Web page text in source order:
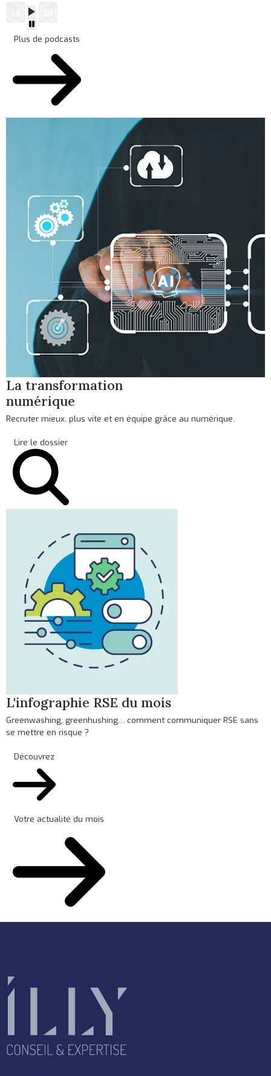
Plus de podcasts
La transformation
numérique
Recruter mieux, plus vite et en équipe grâce au numérique.
Lire le dossier
L'infographie RSE du mois
Greenwashing, greenhushing… comment communiquer RSE sans
se mettre en risque ?
Découvrez
Votre actualité du mois